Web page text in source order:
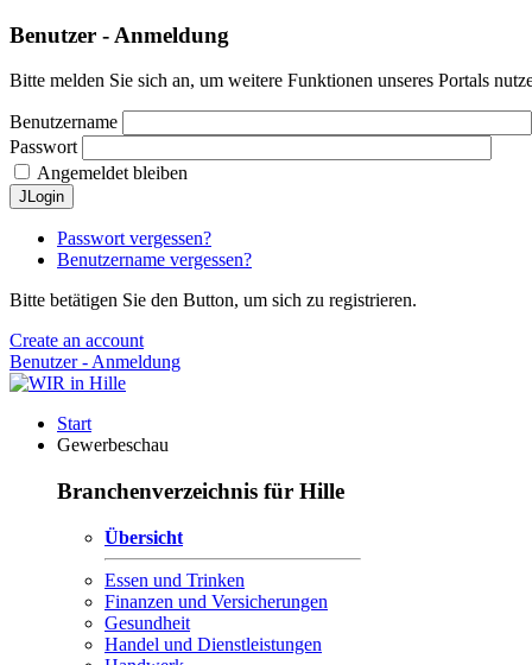
Benutzer - Anmeldung
Bitte melden Sie sich an, um weitere Funktionen unseres Portals
Benutzername
Passwort
Angemeldet bleiben
JLogin
Passwort vergessen?
Benutzername vergessen?
Bitte betätigen Sie den Button, um sich zu registrieren.
Create an account
Benutzer - Anmeldung
Start
Gewerbeschau
Branchenverzeichnis für Hille
Übersicht
Essen und Trinken
Finanzen und Versicherungen
Gesundheit
Handel und Dienstleistungen